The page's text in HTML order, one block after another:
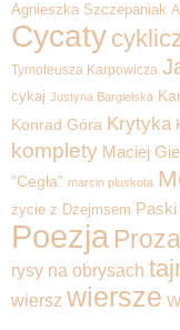
Agnieszka Szczepaniak
Cycaty
Tymoteusza Karpowicza
cykaj Justyna Bargielska
Konrad Góra Krytyka
komplety Maciej
"Cegła" marcin pluskota
życie z Dżejmsem Paski
Poezja Proza
rysy na obrysach
wiersz wiersze